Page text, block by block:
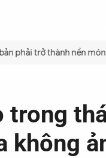
phải trở thành nền
trong
không